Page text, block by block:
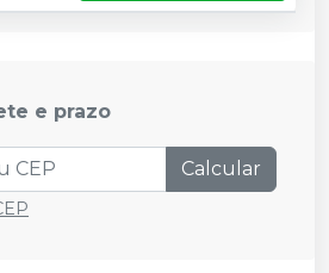
e prazo
Calcular